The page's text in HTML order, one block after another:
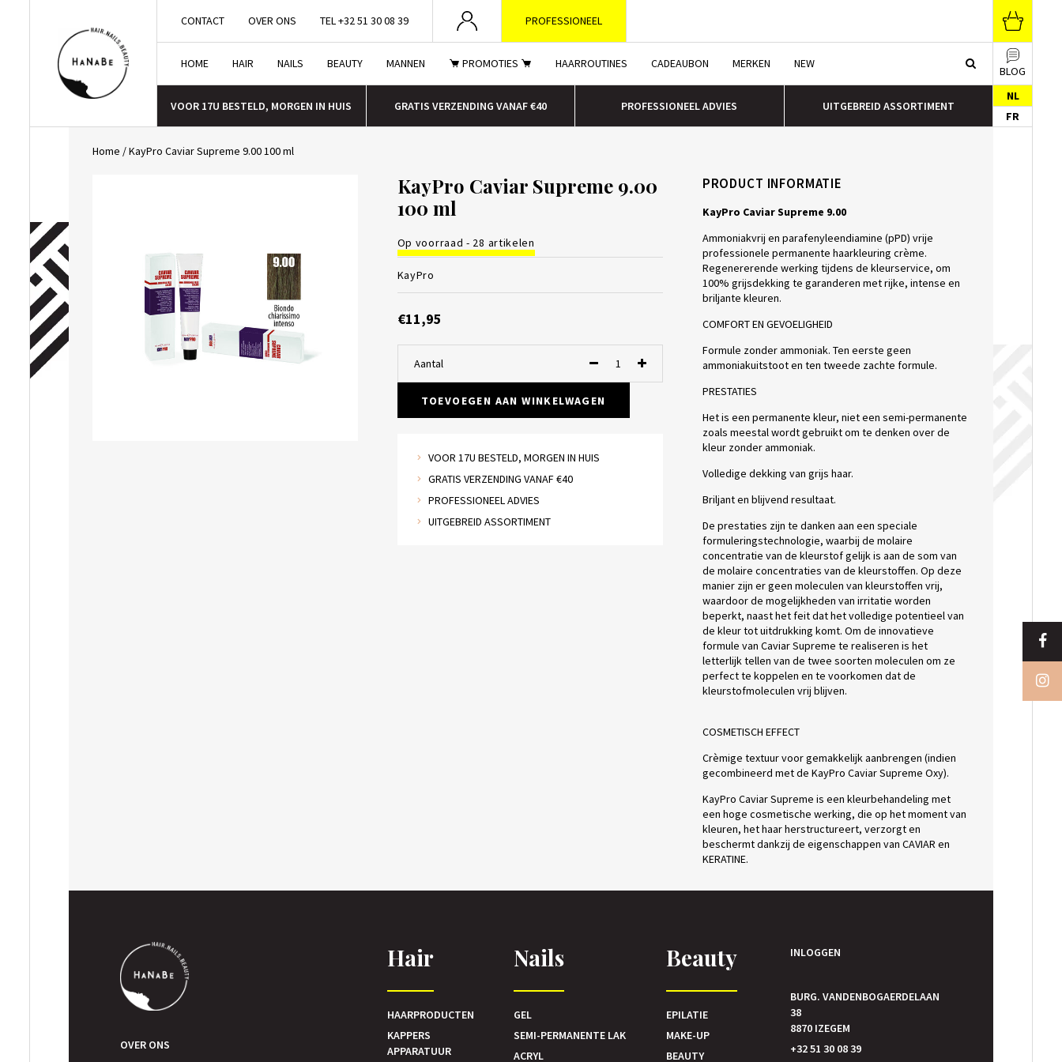
CONTACT OVER ONS TEL +32 51 30 08 39 PROFESSIONEEL
HOME HAIR NAILS BEAUTY MANNEN PROMOTIES HAARROUTINES CADEAUBON MERKEN NEW
BLOG
VOOR 17U BESTELD, MORGEN IN HUIS GRATIS VERZENDING VANAF €40 PROFESSIONEEL ADVIES UITGEBREID ASSORTIMENT
NL
FR
Home /KayPro Caviar Supreme 9.00 100 ml
KayPro Caviar Supreme 9.00
100 ml
Op voorraad - 28 artikelen
KayPro
€11,95
Aantal
TOEVOEGEN AAN WINKELWAGEN
VOOR 17U BESTELD, MORGEN IN HUIS
GRATIS VERZENDING VANAF €40
PROFESSIONEEL ADVIES
UITGEBREID ASSORTIMENT
PRODUCT INFORMATIE
KayPro Caviar Supreme 9.00
Ammoniakvrij en parafenyleendiamine (pPD) vrije
professionele permanente haarkleuring crème.
Regenererende werking tijdens de kleurservice, om
100% grijsdekking te garanderen met rijke, intense en
briljante kleuren.
COMFORT EN GEVOELIGHEID
Formule zonder ammoniak. Ten eerste geen
ammoniakuitstoot en ten tweede zachte formule.
PRESTATIES
Het is een permanente kleur, niet een semi-permanente
zoals meestal wordt gebruikt om te denken over de
kleur zonder ammoniak.
Volledige dekking van grijs haar.
Briljant en blijvend resultaat.
De prestaties zijn te danken aan een speciale
formuleringstechnologie, waarbij de molaire
concentratie van de kleurstof gelijk is aan de som van
de molaire concentraties van de kleurstoffen. Op deze
manier zijn er geen moleculen van kleurstoffen vrij,
waardoor de mogelijkheden van irritatie worden
beperkt, naast het feit dat het volledige potentieel van
de kleur tot uitdrukking komt. Om de innovatieve
formule van Caviar Supreme te realiseren is het
letterlijk tellen van de twee soorten moleculen om ze
perfect te koppelen en te voorkomen dat de
kleurstofmoleculen vrij blijven.
COSMETISCH EFFECT
Crèmige textuur voor gemakkelijk aanbrengen (indien
gecombineerd met de KayPro Caviar Supreme Oxy).
KayPro Caviar Supreme is een kleurbehandeling met
een hoge cosmetische werking, die op het moment van
kleuren, het haar herstructureert, verzorgt en
beschermt dankzij de eigenschappen van CAVIAR en
KERATINE.
OVER ONS
Hair
HAARPRODUCTEN
KAPPERS
APPARATUUR
Nails
GEL
SEMI-PERMANENTE LAK
ACRYL
Beauty
EPILATIE
MAKE-UP
BEAUTY
INLOGGEN
BURG. VANDENBOGAERDELAAN
38
8870 IZEGEM
+32 51 30 08 39